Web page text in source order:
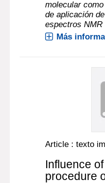
molecular
de aplicación
espectros NMR
Más
Article : texto
Influence
procedure